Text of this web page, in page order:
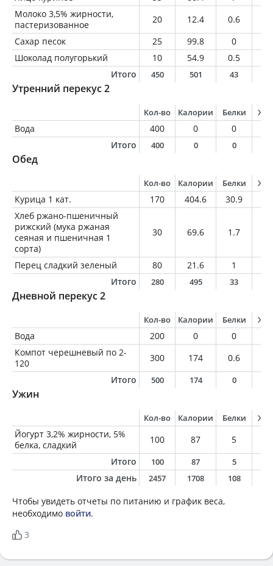
Молоко 3,5% жирности,
пастеризованное
20 12.4 0.6
Сахар песок
25 99.8 0
Шоколад полугорький
10 54.9 0.5
Итого
450 501 43
Утренний перекус 2
Кол-во Калории Белки
Вода 400 0 0
Итого
400 0 0
Обед
Кол-во Калории Белки
Курица 1 кат. 170 404.6 30.9
Хлеб ржано-пшеничный
рижский (мука ржаная
сеяная и пшеничная 1
сорта)
30 69.6 1.7
Перец сладкий зеленый 80 21.6 1
Итого
280 495 33
Дневной перекус 2
Кол-во Калории Белки
Вода 200 0 0
Компот черешневый по 2-
120
300 174 0.6
Итого
500 174 0
Ужин
Кол-во Калории Белки
Йогурт 3,2% жирности, 5%
белка, сладкий
100 87 5
Итого
100 87 5
Итого за день 2457 1708 108
Чтобы увидеть отчеты по питанию и график веса,
необходимо войти.
3